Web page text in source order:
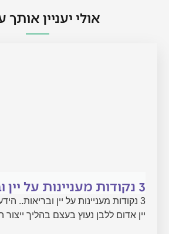
אולי יעניין אותך
3 נקודות מעניינות על יין ובריאות..
3 נקודות מעניינות על יין ובריאות..
יין אדום ללבן נעוץ בעצם בהליך ייצור